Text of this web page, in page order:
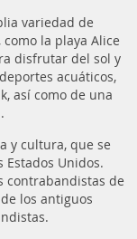
variedad de
la playa Alice
disfrutar del sol y
acuáticos,
así como de una
y cultura, que se
Unidos.
contrabandistas de
los antiguos